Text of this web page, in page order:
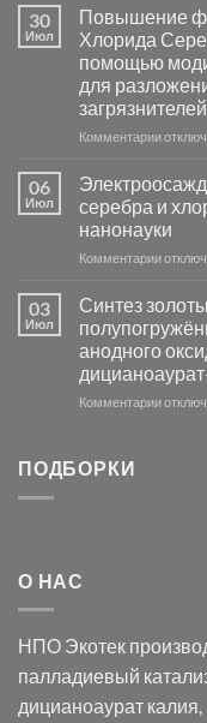
синтез
и
на
основе
группы
30
Июл
Повышение
Хлорида
помощью
для
загрязнителей
Комментариик
Хлорида
в
видимом
свете
с
06
Июл
серебра и
нанонауки
Комментариик
с
и
03
Июл
Синтез
анодного
Комментариик
оксида
в
ПОДБОРКИ
О НАС
НПО Экотек
палладиевый
дицианоаурат калия,